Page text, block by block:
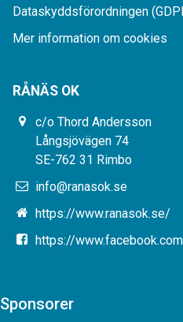
Dataskyddsförordningen
Mer information om cookies
RÅNÄS OK
c/o Thord Andersson
Långsjövägen 74
SE-762 31 Rimbo
info@ranasok.se
https://www.ranasok.se/
https://
Sponsorer